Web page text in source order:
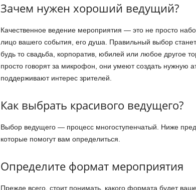
Зачем нужен хороший ведущий?
Качественное ведение мероприятия — это не просто
лицо вашего события, его душа. Правильный выбор
будь то свадьба, корпоратив, юбилей или любое другое
просто говорят за микрофон, они умеют создать нужную
поддерживают интерес зрителей.
Как выбрать красивого ведущего?
Выбор ведущего — процесс многоступенчатый. Ниже
которые помогут вам определиться.
Определите формат мероприятия
Прежде всего, стоит понимать, какого формата будет